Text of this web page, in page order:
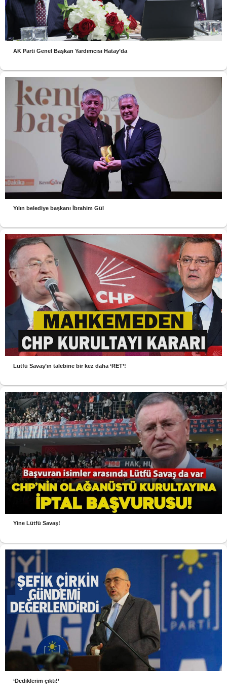
AK Parti Genel Başkan Yardımcısı Hatay’da
Yılın belediye başkanı İbrahim Gül
Lütfü Savaş’ın talebine bir kez daha ‘RET’!
Yine Lütfü Savaş!
‘Dediklerim çıktı!’